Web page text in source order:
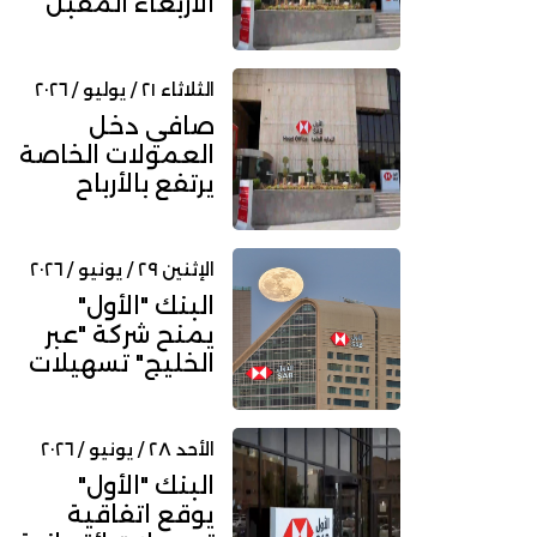
الثلاثاء ٢١ / يوليو / ٢٠٢٦
صافي دخل
العمولات الخاصة
يرتفع بالأرباح
الإثنين ٢٩ / يونيو / ٢٠٢٦
البنك "الأول"
يمنح شركة "عبر
الخليج" تسهيلات
الأحد ٢٨ / يونيو / ٢٠٢٦
البنك "الأول"
يوقع اتفاقية